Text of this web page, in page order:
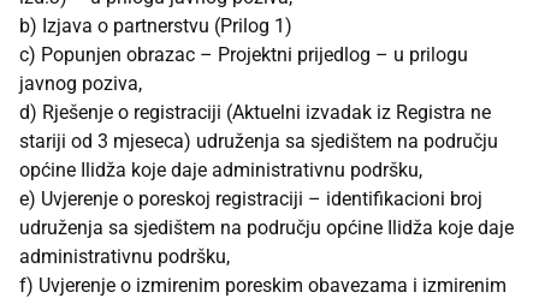
b) Izjava o partnerstvu (Prilog 1)
c) Popunjen obrazac – Projektni prijedlog – u prilogu
javnog poziva,
d) Rješenje o registraciji (Aktuelni izvadak iz Registra ne
stariji od 3 mjeseca) udruženja sa sjedištem na području
općine Ilidža koje daje administrativnu podršku,
e) Uvjerenje o poreskoj registraciji – identifikacioni broj
udruženja sa sjedištem na području općine Ilidža koje daje
administrativnu podršku,
f) Uvjerenje o izmirenim poreskim obavezama i izmirenim